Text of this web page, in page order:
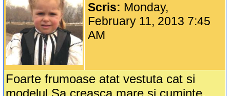
Scris: Monday,
February 11, 2013 7:45
AM
Foarte frumoase atat vestuta cat si